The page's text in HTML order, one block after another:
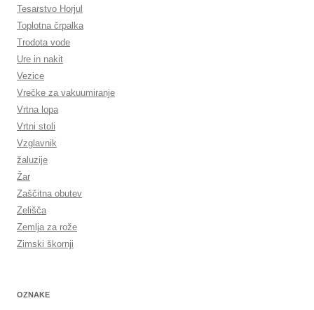
Tesarstvo Horjul
Toplotna črpalka
Trodota vode
Ure in nakit
Vezice
Vrečke za vakuumiranje
Vrtna lopa
Vrtni stoli
Vzglavnik
žaluzije
Žar
Zaščitna obutev
Zelišča
Zemlja za rože
Zimski škornji
OZNAKE